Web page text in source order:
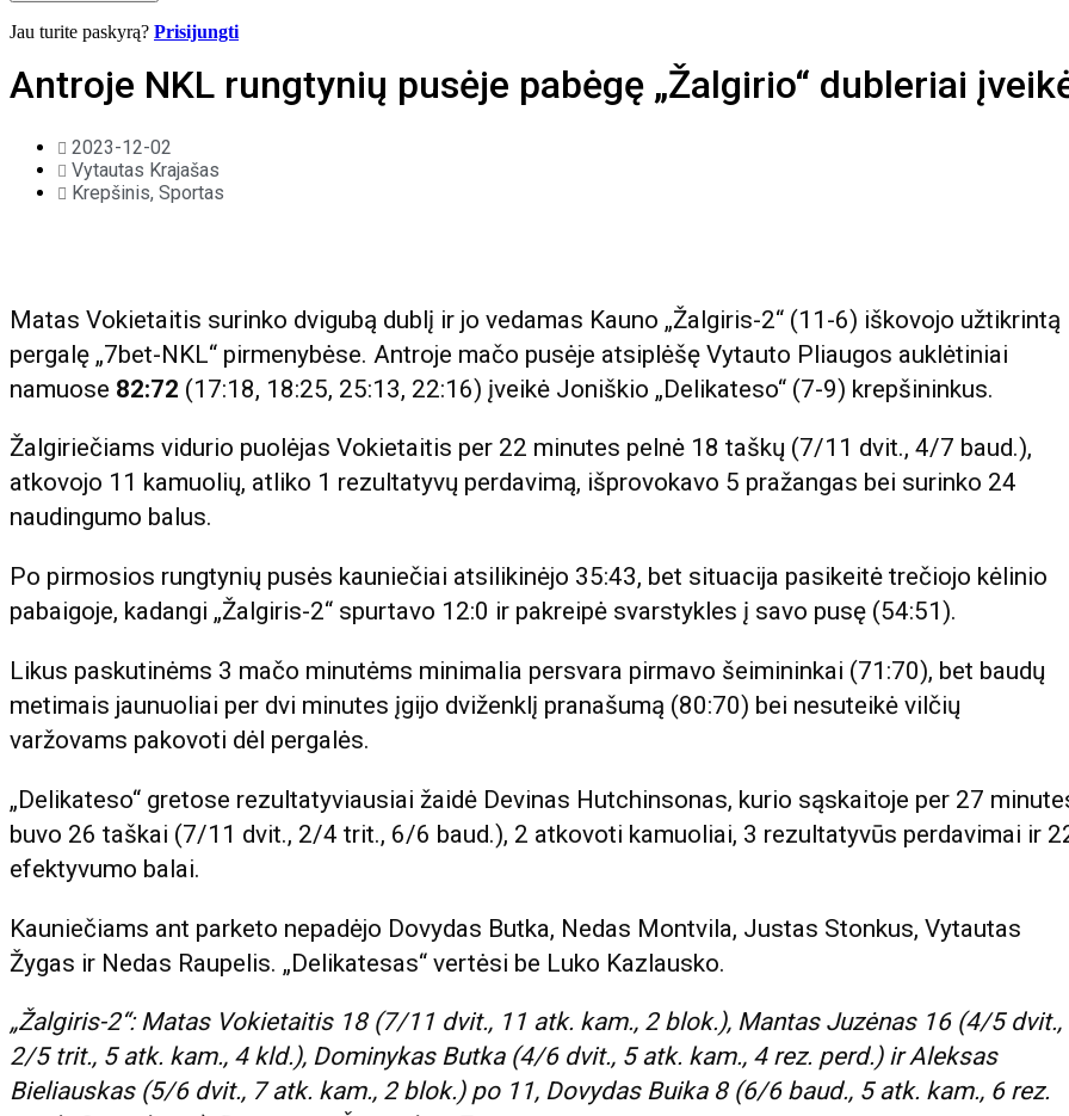
Jau turite paskyrą? Prisijungti
Antroje NKL rungtynių pusėje pabėgę „Žalgirio“ dubleriai
2023-12-02
Vytautas Krajašas
Krepšinis, Sportas
Matas Vokietaitis surinko dvigubą dublį ir jo vedamas Kauno „Žalgiris-2“ (11-6) iškovojo užtikrintą
pergalę „7bet-NKL“ pirmenybėse. Antroje mačo pusėje atsiplėšę Vytauto Pliaugos auklėtiniai
namuose 82:72 (17:18, 18:25, 25:13, 22:16) įveikė Joniškio „Delikateso“ (7-9) krepšininkus.
Žalgiriečiams vidurio puolėjas Vokietaitis per 22 minutes pelnė 18 taškų (7/11 dvit., 4/7 baud.),
atkovojo 11 kamuolių, atliko 1 rezultatyvų perdavimą, išprovokavo 5 pražangas bei surinko 24
naudingumo balus.
Po pirmosios rungtynių pusės kauniečiai atsilikinėjo 35:43, bet situacija pasikeitė trečiojo kėlinio
pabaigoje, kadangi „Žalgiris-2“ spurtavo 12:0 ir pakreipė svarstykles į savo pusę (54:51).
Likus paskutinėms 3 mačo minutėms minimalia persvara pirmavo šeimininkai (71:70), bet baudų
metimais jaunuoliai per dvi minutes įgijo dviženklį pranašumą (80:70) bei nesuteikė vilčių
varžovams pakovoti dėl pergalės.
„Delikateso“ gretose rezultatyviausiai žaidė Devinas Hutchinsonas, kurio sąskaitoje per 27
buvo 26 taškai (7/11 dvit., 2/4 trit., 6/6 baud.), 2 atkovoti kamuoliai, 3 rezultatyvūs perdavimai ir
efektyvumo balai.
Kauniečiams ant parketo nepadėjo Dovydas Butka, Nedas Montvila, Justas Stonkus, Vytautas
Žygas ir Nedas Raupelis. „Delikatesas“ vertėsi be Luko Kazlausko.
„Žalgiris-2“: Matas Vokietaitis 18 (7/11 dvit., 11 atk. kam., 2 blok.), Mantas Juzėnas 16 (4/5 dvit.,
2/5 trit., 5 atk. kam., 4 kld.), Dominykas Butka (4/6 dvit., 5 atk. kam., 4 rez. perd.) ir Aleksas
Bieliauskas (5/6 dvit., 7 atk. kam., 2 blok.) po 11, Dovydas Buika 8 (6/6 baud., 5 atk. kam., 6 rez.